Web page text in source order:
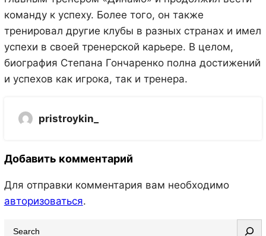
команду к успеху. Более того, он также
тренировал другие клубы в разных странах и имел
успехи в своей тренерской карьере. В целом,
биография Степана Гончаренко полна достижений
и успехов как игрока, так и тренера.
pristroykin_
Добавить комментарий
Для отправки комментария вам необходимо
авторизоваться.